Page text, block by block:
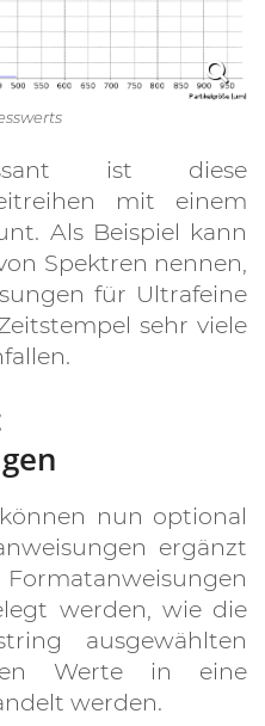
ist diese
mit einem
Als Beispiel kann
Spektren nennen,
für Ultrafeine
sehr viele
nun optional
ergänzt
werden, wie die
ausgewählten
Werte in eine
werden.